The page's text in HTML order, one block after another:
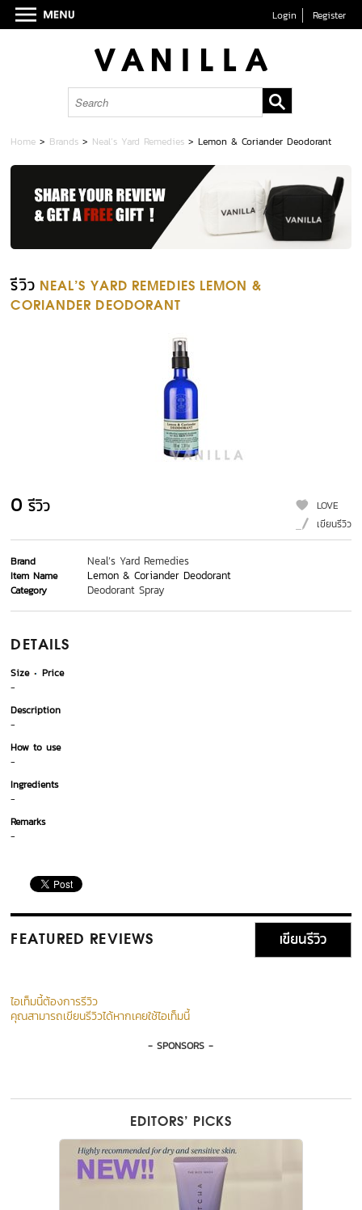
Login Register
Home > Brands > Neal’s Yard Remedies >Lemon & Coriander Deodorant
รีวิว NEAL’S YARD REMEDIES LEMON &
CORIANDER DEODORANT
0 รีวิว
LOVE
เขียนรีวิว
Brand Neal’s Yard Remedies
Item Name Lemon & Coriander Deodorant
Category Deodorant Spray
DETAILS
Size
Price
-
Description
-
How to use
-
Ingredients
-
Remarks
-
FEATURED REVIEWS เขียนรีวิว
ไอเท็มนี้ต้องการรีวิว
คุณสามารถเขียนรีวิวได้หากเคยใช้ไอเท็มนี้
- SPONSORS -
EDITORS’ PICKS